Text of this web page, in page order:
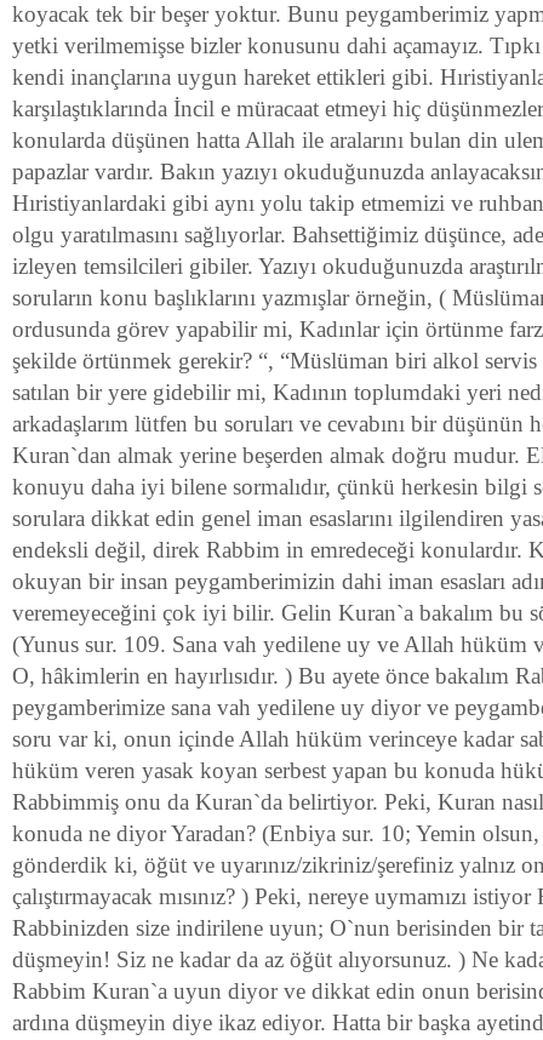
koyacak tek bir beşer yoktur. Bunu peygamberimiz
yetki verilmemişse bizler konusunu dahi açamayız.
kendi inançlarına uygun hareket ettikleri gibi.
karşılaştıklarında İncil e müracaat etmeyi hiç
konularda düşünen hatta Allah ile aralarını bulan din
papazlar vardır. Bakın yazıyı okuduğunuzda
Hıristiyanlardaki gibi aynı yolu takip etmemizi ve
olgu yaratılmasını sağlıyorlar. Bahsettiğimiz düşünce,
izleyen temsilcileri gibiler. Yazıyı okuduğunuzda
soruların konu başlıklarını yazmışlar örneğin, (
ordusunda görev yapabilir mi, Kadınlar için örtünme farz
şekilde örtünmek gerekir? “, “Müslüman biri alkol
satılan bir yere gidebilir mi, Kadının toplumdaki yeri
arkadaşlarım lütfen bu soruları ve cevabını bir düşünün
Kuran`dan almak yerine beşerden almak doğru mudur.
konuyu daha iyi bilene sormalıdır, çünkü herkesin bilgi
sorulara dikkat edin genel iman esaslarını ilgilendiren
endeksli değil, direk Rabbim in emredeceği konulardır.
okuyan bir insan peygamberimizin dahi iman esasları
veremeyeceğini çok iyi bilir. Gelin Kuran`a bakalım bu
(Yunus sur. 109. Sana vah yedilene uy ve Allah hüküm
O, hâkimlerin en hayırlısıdır. ) Bu ayete önce bakalım
peygamberimize sana vah yedilene uy diyor ve
soru var ki, onun içinde Allah hüküm verinceye kadar
hüküm veren yasak koyan serbest yapan bu konuda
Rabbimmiş onu da Kuran`da belirtiyor. Peki, Kuran
konuda ne diyor Yaradan? (Enbiya sur. 10; Yemin
gönderdik ki, öğüt ve uyarınız/zikriniz/şerefiniz yalnız
çalıştırmayacak mısınız? ) Peki, nereye uymamızı
Rabbinizden size indirilene uyun; O`nun berisinden bir
düşmeyin! Siz ne kadar da az öğüt alıyorsunuz. ) Ne
Rabbim Kuran`a uyun diyor ve dikkat edin onun
ardına düşmeyin diye ikaz ediyor. Hatta bir başka